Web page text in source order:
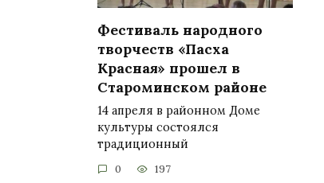
Фестиваль народного
творчеств «Пасха
Красная» прошел в
Староминском районе
14 апреля в районном Доме
культуры состоялся
традиционный
0 197